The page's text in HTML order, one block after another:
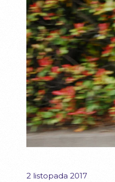
2 listopada 2017